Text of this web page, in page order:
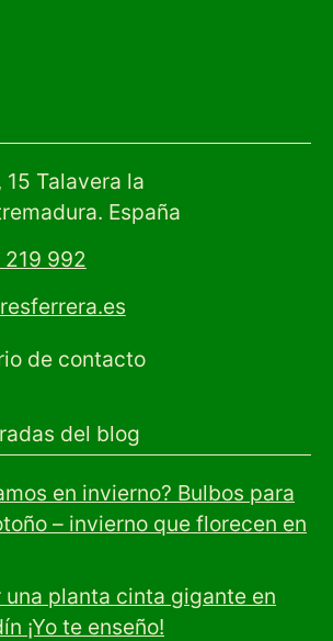
15 Talavera la
España
992
de contacto
del blog
en invierno? Bulbos para
– invierno que florecen en
una planta cinta gigante en
¡Yo te enseño!